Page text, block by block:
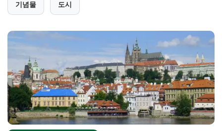
기념물 도시